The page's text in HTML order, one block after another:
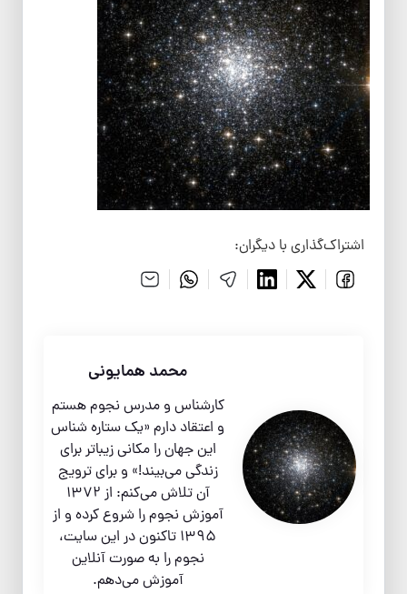
اشتراک‌گذاری با دیگران:
محمد همایونی
کارشناس و مدرس نجوم هستم
و اعتقاد دارم «یک ستاره شناس
این جهان را مکانی زیباتر برای
زندگی می‌بیند!» و برای ترویج
آن تلاش می‌کنم: از 1372
آموزش نجوم را شروع کرده و از
1395 تاکنون در این سایت،
نجوم را به صورت آنلاین
آموزش می‌دهم.